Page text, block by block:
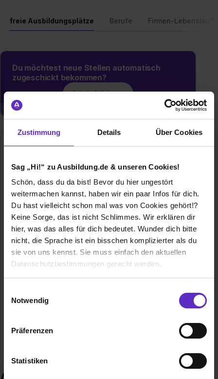
Zustimmung Details Über Cookies
Sag „Hi!“ zu Ausbildung.de & unseren Cookies!
Schön, dass du da bist! Bevor du hier ungestört
weitermachen kannst, haben wir ein paar Infos für dich.
Du hast vielleicht schon mal was von Cookies gehört!?
Keine Sorge, das ist nicht Schlimmes. Wir erklären dir
hier, was das alles für dich bedeutet. Wunder dich bitte
nicht, die Sprache ist ein bisschen komplizierter als du
sie von uns kennst. Sie muss einfach den aktuellen
Datenschutzbestimmungen gerecht werden.
Benutzung der Webseite getroffenen Einstellungen zu
Webseite zu analysieren („Statistiken“), um
Informationen zu deiner Verwendung unserer Website an
Notwendig
Präferenzen
Statistiken
freie Ausbildungsplätze Berufe Firmen-Lebenslauf
Du möchtest neue Stellen automatisch
zugeschickt bekommen?
Jetzt aktivieren
Beucke & Söhne GmbH & Co. KG
In der Garte 11-13
49201 Dissen am Teutoburger Wald
Mitarbeiter ca. 300
82 mio. (2025)